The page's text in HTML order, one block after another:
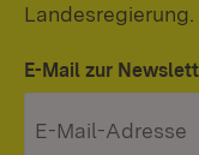
Landesregierung.
E-Mail zur